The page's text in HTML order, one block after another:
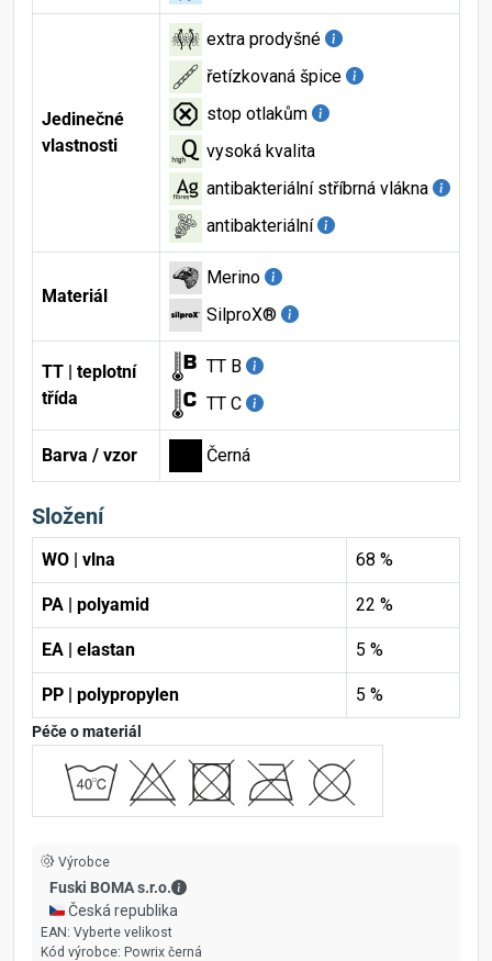
Jedinečné
vlastnosti
extra prodyšné
řetízkovaná špice
stop otlakům
vysoká kvalita
antibakteriální stříbrná vlákna
antibakteriální
Materiál
Merino
SilproX®
TT | teplotní
třída
TT B
TT C
Barva / vzor Černá
Složení
WO | vlna 68 %
PA | polyamid 22 %
EA | elastan 5 %
PP | polypropylen 5 %
Péče o materiál
Výrobce
Fuski BOMA s.r.o.
Fuski BOMA s.r.o. - Kontaktní údaje
🇨🇿 Česká republika
EAN: Vyberte velikost
Kód výrobce: Powrix černá